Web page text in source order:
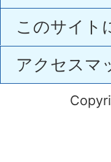
このサイト
アクセスマ